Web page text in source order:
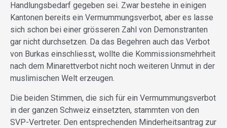
Handlungsbedarf gegeben sei. Zwar bestehe in einigen
Kantonen bereits ein Vermummungsverbot, aber es lasse
sich schon bei einer grösseren Zahl von Demonstranten
gar nicht durchsetzen. Da das Begehren auch das Verbot
von Burkas einschliesst, wollte die Kommissionsmehrheit
nach dem Minarettverbot nicht noch weiteren Unmut in der
muslimischen Welt erzeugen.
Die beiden Stimmen, die sich für ein Vermummungsverbot
in der ganzen Schweiz einsetzten, stammten von den
SVP-Vertreter. Den entsprechenden Minderheitsantrag zur